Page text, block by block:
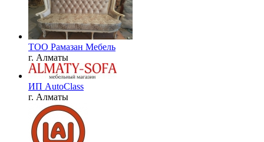
ТОО Рамазан Мебель
г. Алматы
ИП AutoClass
г. Алматы